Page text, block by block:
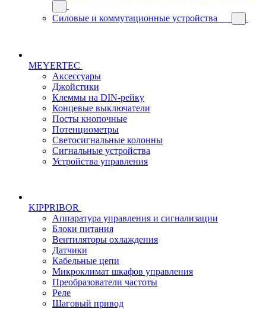
Силовые и коммутационные устройства
MEYERTEC
Аксессуары
Джойстики
Клеммы на DIN-рейку
Концевые выключатели
Посты кнопочные
Потенциометры
Светосигнальные колонны
Сигнальные устройства
Устройства управления
KIPPRIBOR
Аппаратура управления и сигнализации
Блоки питания
Вентиляторы охлаждения
Датчики
Кабельные цепи
Микроклимат шкафов управления
Преобразователи частоты
Реле
Шаговый привод